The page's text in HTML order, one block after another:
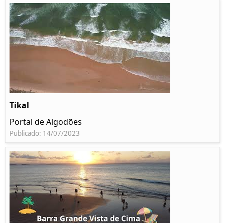
Tikal
Portal de Algodões
Publicado: 14/07/2023